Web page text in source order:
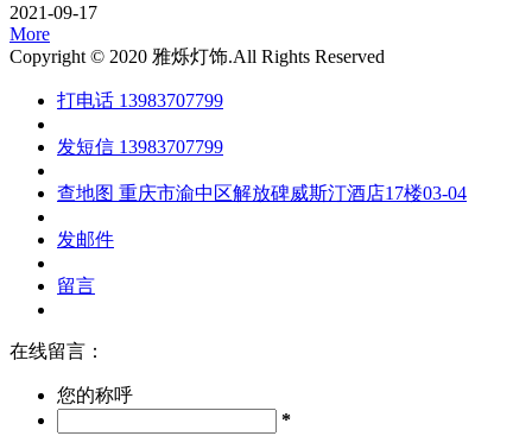
2021-09-17
More
Copyright © 2020 雅烁灯饰.All Rights Reserved
打电话 13983707799
发短信 13983707799
查地图 重庆市渝中区解放碑威斯汀酒店17楼03-04
发邮件
留言
在线留言：
您的称呼
*